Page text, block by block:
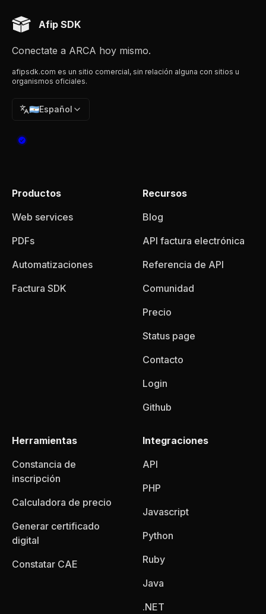
Afip SDK
Conectate a ARCA hoy mismo.
afipsdk.com es un sitio comercial, sin relación alguna con sitios u
organismos oficiales.
🇦🇷Español
Productos
Web services
PDFs
Automatizaciones
Factura SDK
Recursos
Blog
API factura electrónica
Referencia de API
Comunidad
Precio
Status page
Contacto
Login
Github
Herramientas
Constancia de
inscripción
Calculadora de precio
Generar certificado
digital
Constatar CAE
Integraciones
API
PHP
Javascript
Python
Ruby
Java
.NET